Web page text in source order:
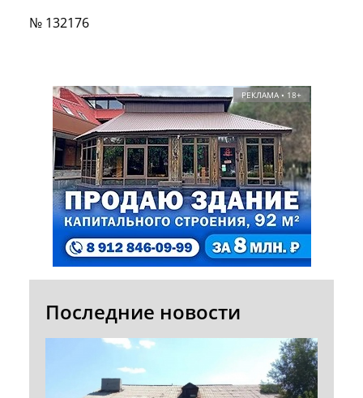
№ 132176
РЕКЛАМА • 18+
Последние новости